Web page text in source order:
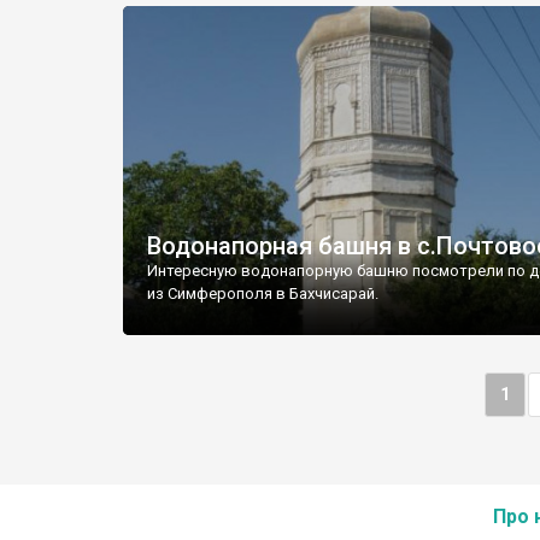
Водонапорная башня в
Интересную водонапорную башню посмотрели по
из Симферополя в Бахчисарай.
1
Про